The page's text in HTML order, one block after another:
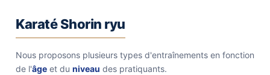
Karaté Shorin ryu
Nous proposons plusieurs types d'entraînements en fonction
de l'âge et du niveau des pratiquants.